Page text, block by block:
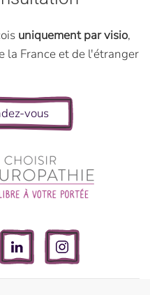
uniquement par visio,
la France et de l'étranger
vous